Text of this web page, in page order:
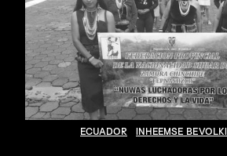
ECUADOR INHEEMSE